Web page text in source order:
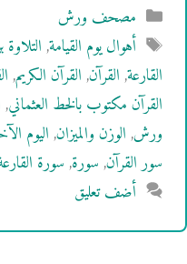
التصنيفات
مصحف ورش
الوسوم
أهوال يوم القيامة,
القارعة,القرآن,القرآن الكريم,
القرآن مكتوب بالخط العثماني,
ورش,الوزن والميزان,اليوم
سور القرآن,سورة,سورة
أضف تعليق